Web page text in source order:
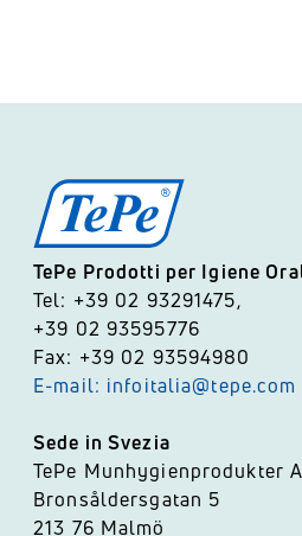
TePe Prodotti per Igiene
Tel: +39 02 93291475,
+39 02 93595776
Fax: +39 02 93594980
E-mail: infoitalia@tepe.com
Sede in Svezia
TePe Munhygienprodukter
Bronsåldersgatan 5
213 76 Malmö